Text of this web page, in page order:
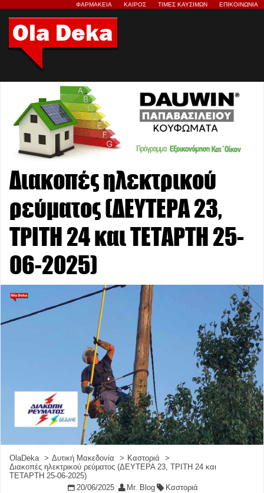
ΦΑΡΜΑΚΕΙΑ ΚΑΙΡΟΣ ΤΙΜΕΣ ΚΑΥΣΙΜΩΝ ΕΠΙΚΟΙΝΩΝΙΑ
Διακοπές ηλεκτρικού
ρεύματος (ΔΕΥΤΕΡΑ 23,
ΤΡΙΤΗ 24 και ΤΕΤΑΡΤΗ 25-
06-2025)
OlaDeka Δυτική Μακεδονία
Καστοριά
Διακοπές ηλεκτρικού ρεύματος (ΔΕΥΤΕΡΑ 23, ΤΡΙΤΗ 24 και
ΤΕΤΑΡΤΗ 25-06-2025)
20/06/2025
Mr. Blog Καστοριά